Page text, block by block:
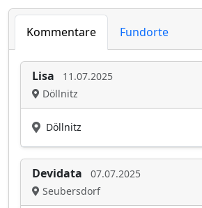
Kommentare Fundorte
Lisa
11.07.2025
Döllnitz
Döllnitz
Devidata
07.07.2025
Seubersdorf